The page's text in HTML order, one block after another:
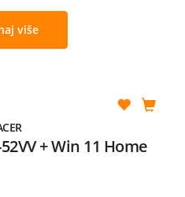
više
+ Win 11 Home